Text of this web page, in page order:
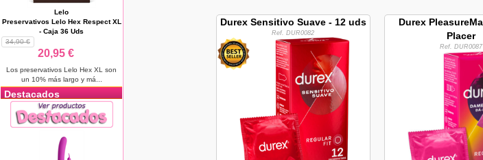
Lelo
Preservativos Lelo Hex Respect XL
- Caja 36 Uds
34,90 €
20,95 €
Los preservativos Lelo Hex XL son
un 10% más largo y má...
Destacados
Durex Sensitivo Suave - 12 uds
Ref. DUR0082
Durex
Placer
Ref. DUR0087